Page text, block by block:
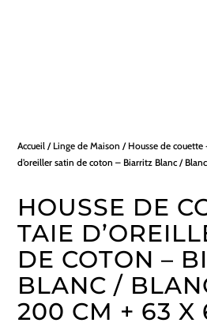
Accueil / Linge de Maison / Housse de couette
d’oreiller satin de coton – Biarritz Blanc /
HOUSSE DE
TAIE
DE COTON –
BLANC /
200 CM + 63 X